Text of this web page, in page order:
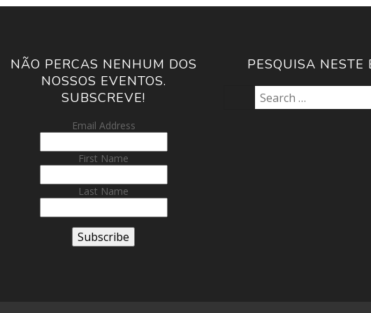
NÃO PERCAS NENHUM DOS
NOSSOS EVENTOS.
SUBSCREVE!
Email Address
First Name
Last Name
PESQUISA NESTE